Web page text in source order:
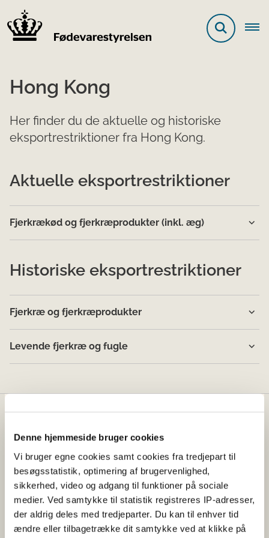
Denne hjemmeside bruger cookies
Vi bruger egne cookies samt cookies fra tredjepart til
besøgsstatistik, optimering af brugervenlighed,
sikkerhed, video og adgang til funktioner på sociale
medier. Ved samtykke til statistik registreres IP-adresser,
der aldrig deles med tredjeparter. Du kan til enhver tid
ændre eller tilbagetrække dit samtykke ved at klikke på
Hong Kong
Her finder du de aktuelle og historiske
eksportrestriktioner fra Hong Kong.
Aktuelle eksportrestriktioner
Fjerkrækød og fjerkræprodukter (inkl. æg)
Historiske eksportrestriktioner
Fjerkræ og fjerkræprodukter
Levende fjerkræ og fugle
Fødevarestyrelsen er en styrelse under
Erhvervsministeriet. Styrelsen arbejder med hele
fødevarekæden fra jord til bord med fokus på
dyresundhed og sikker, sund mad. Vi står bag De
officielle Kostråd og smileykontroller, som du kender
fra cafeer, restauranter og supermarkeder.